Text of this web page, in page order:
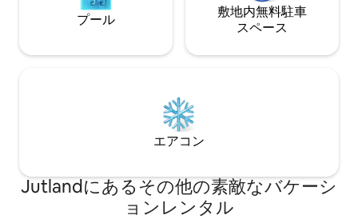
プール
敷地内無料駐⁠車
ス⁠ペ⁠ー⁠ス
エアコン
Jutlandにあるその他の素敵なバケーシ
ョンレンタル